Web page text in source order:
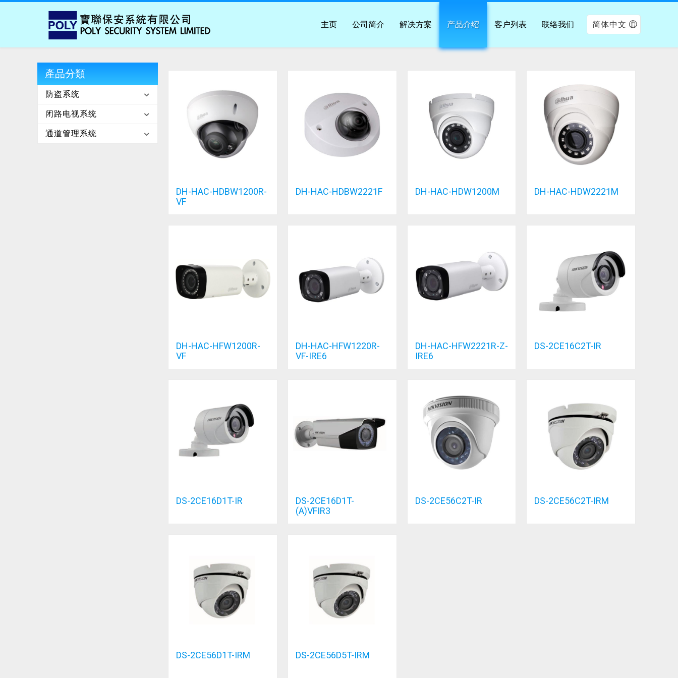
主页 公司简介 解决方案 产品介绍 客户列表 联络我们 简体中文
產品分類
防盗系统
闭路电视系统
通道管理系统
DH-HAC-HDBW1200R-
VF
DH-HAC-HDBW2221F DH-HAC-HDW1200M DH-HAC-HDW2221M
DH-HAC-HFW1200R-
VF
DH-HAC-HFW1220R-
VF-IRE6
DH-HAC-HFW2221R-Z-
IRE6
DS-2CE16C2T-IR
DS-2CE16D1T-IR
DS-2CE16D1T-
(A)VFIR3
DS-2CE56C2T-IR DS-2CE56C2T-IRM
DS-2CE56D1T-IRM DS-2CE56D5T-IRM